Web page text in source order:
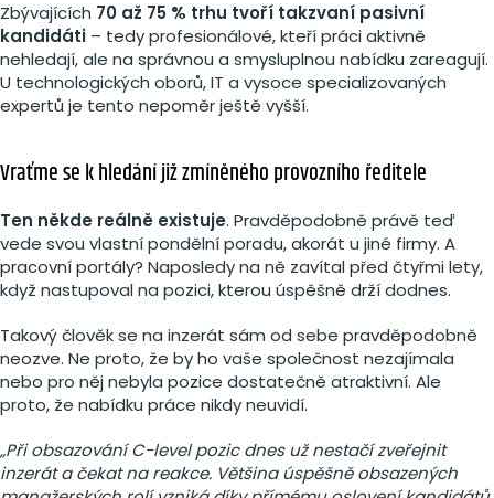
Zbývajících 70 až 75 % trhu tvoří takzvaní pasivní
kandidáti – tedy profesionálové, kteří práci aktivně
nehledají, ale na správnou a smysluplnou nabídku zareagují.
U technologických oborů, IT a vysoce specializovaných
expertů je tento nepoměr ještě vyšší.
Vraťme se k hledání již zmíněného provozního ředitele
Ten někde reálně existuje. Pravděpodobně právě teď
vede svou vlastní pondělní poradu, akorát u jiné firmy. A
pracovní portály? Naposledy na ně zavítal před čtyřmi lety,
když nastupoval na pozici, kterou úspěšně drží dodnes.
Takový člověk se na inzerát sám od sebe pravděpodobně
neozve. Ne proto, že by ho vaše společnost nezajímala
nebo pro něj nebyla pozice dostatečně atraktivní. Ale
proto, že nabídku práce nikdy neuvidí.
„Při obsazování C-level pozic dnes už nestačí zveřejnit
inzerát a čekat na reakce. Většina úspěšně obsazených